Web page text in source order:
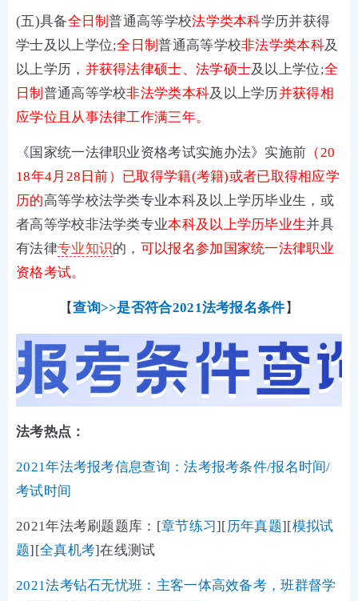
(五)具备全日制普通高等学校法学类本科学历并获得
学士及以上学位;全日制普通高等学校非法学类本科及
以上学历， 并获得法律硕士、法学硕士及以上学位;全
日制 普通高等学校非法学类本科及以上学历并获得相
应学位且从事法律工作满三年。
《国家统一法律职业资格考试实施办法》实施前 （20
18年4月28日前）已取得学籍(考籍)或者已取得相应学
历的高等学校法学类专业本科及以上学历毕业生，或
者高等学校非法学类专业本科及以上学历毕业生并具
有法律专业知识的， 可以报名参加国家统一法律职业
资格考试。
【查询>>是否符合2021法考报名条件】
法考热点：
2021年法考报考信息查询：法考报考条件/报名时间/
考试时间
2021年法考刷题题库：[章节练习][历年真题][模拟试
题][全真机考]在线测试
2021法考钻石无忧班：主客一体高效备考，班群督学